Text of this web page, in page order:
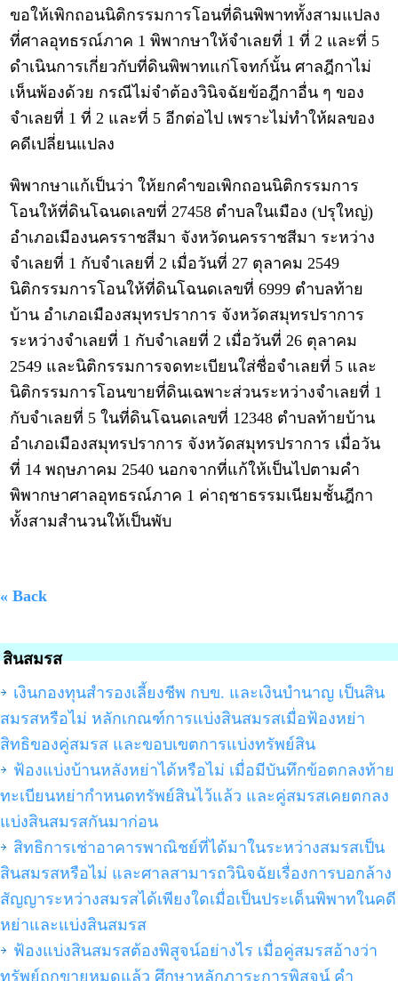
ขอให้เพิกถอนนิติกรรมการโอนที่ดินพิพาททั้งสามแปลง
ที่ศาลอุทธรณ์ภาค 1 พิพากษาให้จำเลยที่ 1 ที่ 2 และที่ 5
ดำเนินการเกี่ยวกับที่ดินพิพาทแก่โจทก์นั้น ศาลฎีกาไม่
เห็นพ้องด้วย กรณีไม่จำต้องวินิจฉัยข้อฎีกาอื่น ๆ ของ
จำเลยที่ 1 ที่ 2 และที่ 5 อีกต่อไป เพราะไม่ทำให้ผลของ
คดีเปลี่ยนแปลง
พิพากษาแก้เป็นว่า ให้ยกคำขอเพิกถอนนิติกรรมการ
โอนให้ที่ดินโฉนดเลขที่ 27458 ตำบลในเมือง (ปรุใหญ่)
อำเภอเมืองนครราชสีมา จังหวัดนครราชสีมา ระหว่าง
จำเลยที่ 1 กับจำเลยที่ 2 เมื่อวันที่ 27 ตุลาคม 2549
นิติกรรมการโอนให้ที่ดินโฉนดเลขที่ 6999 ตำบลท้าย
บ้าน อำเภอเมืองสมุทรปราการ จังหวัดสมุทรปราการ
ระหว่างจำเลยที่ 1 กับจำเลยที่ 2 เมื่อวันที่ 26 ตุลาคม
2549 และนิติกรรมการจดทะเบียนใส่ชื่อจำเลยที่ 5 และ
นิติกรรมการโอนขายที่ดินเฉพาะส่วนระหว่างจำเลยที่ 1
กับจำเลยที่ 5 ในที่ดินโฉนดเลขที่ 12348 ตำบลท้ายบ้าน
อำเภอเมืองสมุทรปราการ จังหวัดสมุทรปราการ เมื่อวัน
ที่ 14 พฤษภาคม 2540 นอกจากที่แก้ให้เป็นไปตามคำ
พิพากษาศาลอุทธรณ์ภาค 1 ค่าฤชาธรรมเนียมชั้นฎีกา
ทั้งสามสำนวนให้เป็นพับ
« Back
สินสมรส
เงินกองทุนสำรองเลี้ยงชีพ กบข. และเงินบำนาญ เป็นสิน
สมรสหรือไม่ หลักเกณฑ์การแบ่งสินสมรสเมื่อฟ้องหย่า
สิทธิของคู่สมรส และขอบเขตการแบ่งทรัพย์สิน
ฟ้องแบ่งบ้านหลังหย่าได้หรือไม่ เมื่อมีบันทึกข้อตกลงท้าย
ทะเบียนหย่ากำหนดทรัพย์สินไว้แล้ว และคู่สมรสเคยตกลง
แบ่งสินสมรสกันมาก่อน
สิทธิการเช่าอาคารพาณิชย์ที่ได้มาในระหว่างสมรสเป็น
สินสมรสหรือไม่ และศาลสามารถวินิจฉัยเรื่องการบอกล้าง
สัญญาระหว่างสมรสได้เพียงใดเมื่อเป็นประเด็นพิพาทในคดี
หย่าและแบ่งสินสมรส
ฟ้องแบ่งสินสมรสต้องพิสูจน์อย่างไร เมื่อคู่สมรสอ้างว่า
ทรัพย์ถูกขายหมดแล้ว ศึกษาหลักภาระการพิสูจน์ คำ